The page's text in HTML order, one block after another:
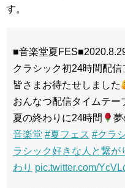
す。
■音楽堂夏
クラシック初24時間配信
皆さまお待たせしました
おんなつ配信タイムテー
夏の終わりに24時間
夢
音楽堂 #夏フェス #クラ
ラシック好きな人と繋が
わり pic.twitter.com/